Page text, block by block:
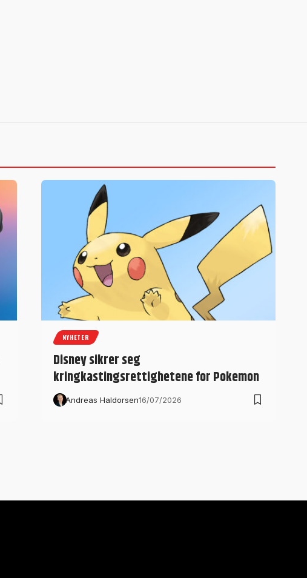
NYHETER
Disney sikrer seg
kringkastingsrettighetene for Pokemon
Andreas Haldorsen16/07/2026